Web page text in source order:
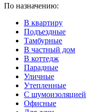
По назначению:
В квартиру
Подъездные
Тамбурные
В частный дом
В коттедж
Парадные
Уличные
Утепленные
C шумоизоляцией
Офисные